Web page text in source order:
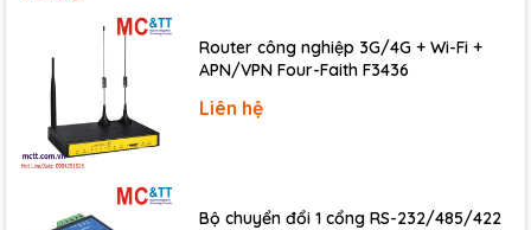
Power
Reverse Polarity Protection
Input Range
Consumption
Router công nghiệp 3G/4G + Wi-Fi +
APN/VPN Four-Faith F3436
Liên hệ
Bộ chuyển đổi 1 cổng RS-232/485/422